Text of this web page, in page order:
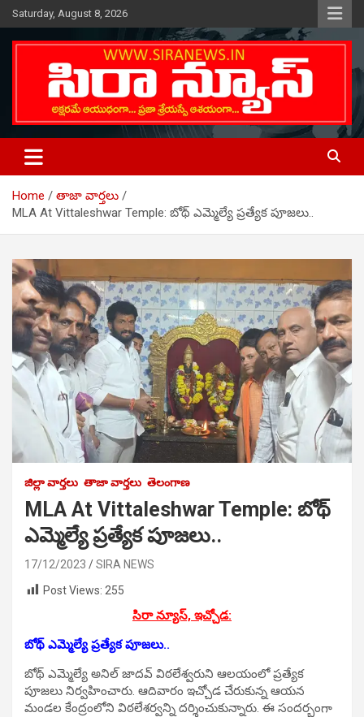
Skip
to
content
Saturday, August 8, 2026
SIRA NEWS
Telugu Online News Daily
Home
తాజా వార్తలు
MLA At Vittaleshwar Temple: బోథ్‌ ఎమ్మెల్యే ప్రత్యేక పూజలు..
జిల్లా వార్తలు తాజా వార్తలు తెలంగాణ
MLA At Vittaleshwar Temple: బోథ్‌
ఎమ్మెల్యే ప్రత్యేక పూజలు..
17/12/2023
SIRA NEWS
Post Views: 255
సిరా న్యూస్, ఇచ్చోడ:
బోథ్‌ ఎమ్మెల్యే ప్రత్యేక పూజలు..
బోథ్‌ ఎమ్మెల్యే అనిల్‌ జాదవ్‌ విఠలేశ్వరుని ఆలయంలో ప్రత్యేక
పూజలు నిర్వహించారు. ఆదివారం ఇచ్చోడ చేరుకున్న ఆయన
మండల కేంద్రంలోని విఠలేశర్వన్ని దర్శించుకున్నారు. ఈ సందర్భంగా